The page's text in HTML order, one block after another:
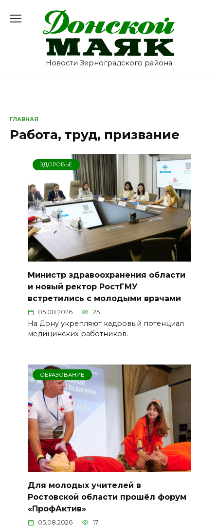
содержанию
Новости Зерноградского района
ГЛАВНАЯ
Работа, труд, призвание
ЗДОРОВЬЕ
Министр здравоохранения области
и новый ректор РостГМУ
встретились с молодыми врачами
05.08.2026 25
На Дону укрепляют кадровый потенциал
медицинских работников.
ОБРАЗОВАНИЕ
Для молодых учителей в
Ростовской области прошёл форум
«ПрофАктив»
05.08.2026 17